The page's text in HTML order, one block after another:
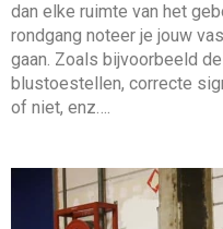
dan elke ruimte van het
rondgang noteer je jouw
gaan. Zoals bijvoorbeeld
blustoestellen, correcte
of niet, enz….